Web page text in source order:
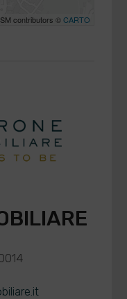
contributors ©CARTO